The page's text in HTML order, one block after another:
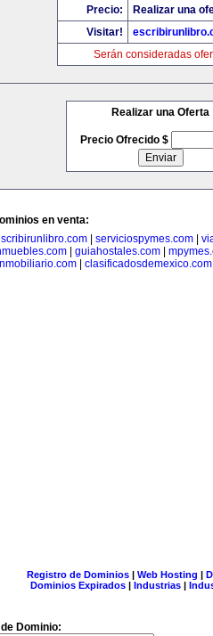
Precio:
Realizar una
Visitar!
Serán consideradas
Realizar una Oferta
Precio Ofrecido $
en venta:
serviciospymes.com
| guiahostales.com|
| clasificadosdemexico.com
Registro de Dominios| Web Hosting |
Dominios Expirados | Industrias |
Dominio: